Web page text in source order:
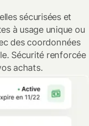
sécurisées et
à usage unique ou
des coordonnées
Sécurité renforcée
achats.